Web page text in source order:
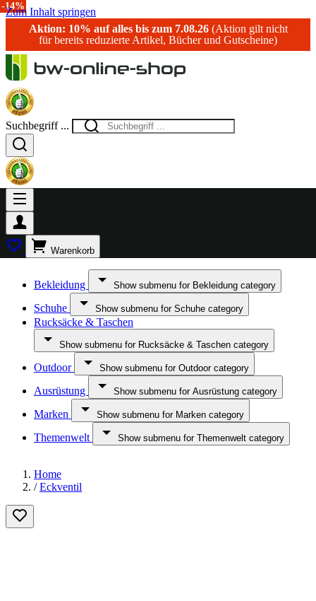
Zum Inhalt springen
Aktion: 10% auf alles bis zum 7.08.26(Aktion gilt nicht
für bereits reduzierte Artikel, Bücher und Gutscheine)
Suchbegriff ...
Warenkorb
Bekleidung Show submenu for Bekleidung category
Schuhe Show submenu for Schuhe category
Rucksäcke & Taschen
Show submenu for Rucksäcke & Taschen category
Outdoor Show submenu for Outdoor category
Ausrüstung Show submenu for Ausrüstung category
Marken Show submenu for Marken category
Themenwelt Show submenu for Themenwelt category
Home
/ Eckventil
-20%
-15%
-13%
-14%